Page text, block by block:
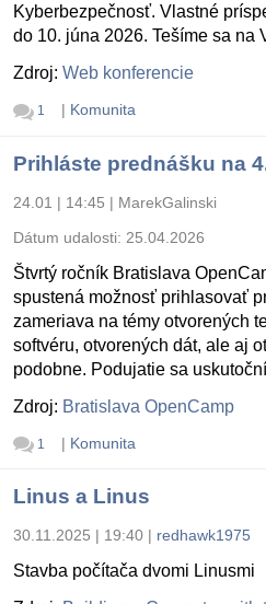
Kyberbezpečnosť. Vlastné
do 10. júna 2026. Tešíme sa na
Zdroj: Web konferencie
1 | Komunita
Prihláste prednášku na
24.01 | 14:45 | MarekGalinski
Dátum udalosti: 25.04.2026
Štvrtý ročník Bratislava
spustená možnosť prihlasovať
zameriava na témy otvorených
softvéru, otvorených dát, ale aj
podobne. Podujatie sa
Zdroj: Bratislava OpenCamp
1 | Komunita
Linus a Linus
30.11.2025 | 19:40 | redhawk1975
Stavba počítača dvomi Linusmi